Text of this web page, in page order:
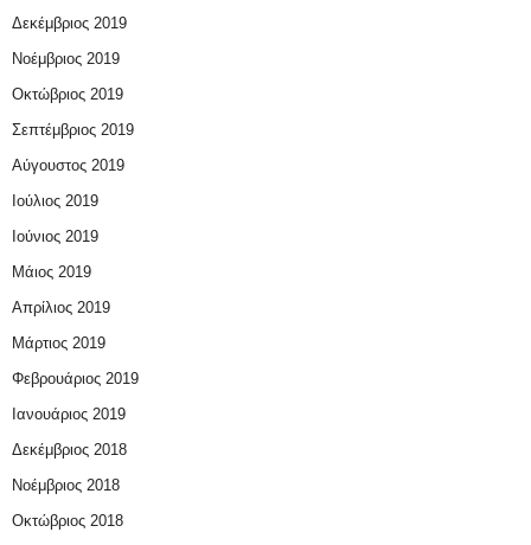
Δεκέμβριος 2019
Νοέμβριος 2019
Οκτώβριος 2019
Σεπτέμβριος 2019
Αύγουστος 2019
Ιούλιος 2019
Ιούνιος 2019
Μάιος 2019
Απρίλιος 2019
Μάρτιος 2019
Φεβρουάριος 2019
Ιανουάριος 2019
Δεκέμβριος 2018
Νοέμβριος 2018
Οκτώβριος 2018